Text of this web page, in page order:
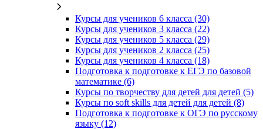
Курсы для учеников 6 класса (30)
Курсы для учеников 3 класса (22)
Курсы для учеников 5 класса (29)
Курсы для учеников 2 класса (25)
Курсы для учеников 4 класса (18)
Подготовка к подготовке к ЕГЭ по базовой
математике (6)
Курсы по творчеству для детей для детей (5)
Курсы по soft skills для детей для детей (8)
Подготовка к подготовке к ОГЭ по русскому
языку (12)